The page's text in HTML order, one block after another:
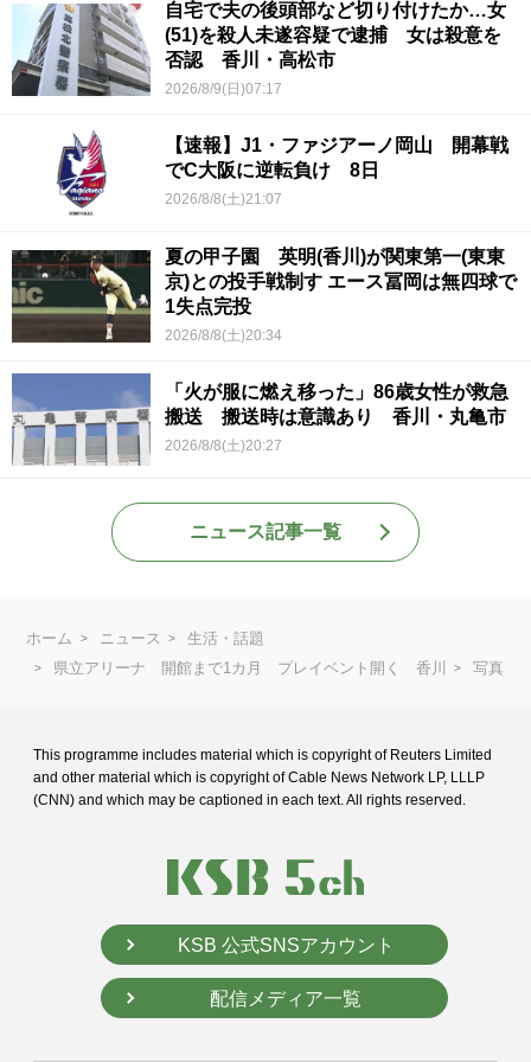
自宅で夫の後頭部など切り付けたか…女
(51)を殺人未遂容疑で逮捕 女は殺意を
否認 香川・高松市
2026/8/9(日)07:17
【速報】J1・ファジアーノ岡山 開幕戦
でC大阪に逆転負け 8日
2026/8/8(土)21:07
夏の甲子園 英明(香川)が関東第一(東東
京)との投手戦制す エース冨岡は無四球で
1失点完投
2026/8/8(土)20:34
「火が服に燃え移った」86歳女性が救急
搬送 搬送時は意識あり 香川・丸亀市
2026/8/8(土)20:27
ニュース記事一覧
ホーム ニュース
生活・話題
県立アリーナ 開館まで1カ月 プレイベント開く 香川
写真
This programme includes material which is copyright of Reuters Limited
and other material which is copyright of Cable News Network LP, LLLP
(CNN) and which may be captioned in each text. All rights reserved.
KSB 公式SNSアカウント
配信メディア一覧